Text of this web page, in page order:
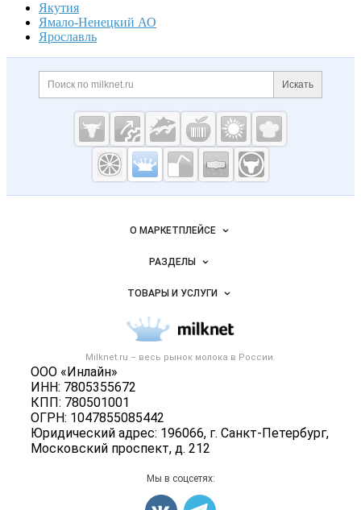
Якутия
Ямало-Ненецкий АО
Ярославль
Дополнительная информация
Поиск по сайту и
Искать
Cсылки на полезные проекты
Молочная
промышленность
Milknet.ru
Важные разделы и контакты
Milknet.ru – весь рынок молока в России.
ООО «Инлайн»
ИНН: 7805355672
КПП: 780501001
ОГРН: 1047855085442
Юридический адрес: 196066, г. Санкт-Петербург,
Московский проспект, д. 212
Навигация по сайтуО МАРКЕТПЛЕЙСЕ
Новости Milknet.ru
Размещение рекламы
Публичная оферта
Контактная информация
Политика обработки персональных данных
РАЗДЕЛЫ
Объявления
Новости рынка
ТОВАРЫ И УСЛУГИ
Молочная продукция
Вторичное сырье
Оборудование
Карта объявлений
Мы в соцсетях: